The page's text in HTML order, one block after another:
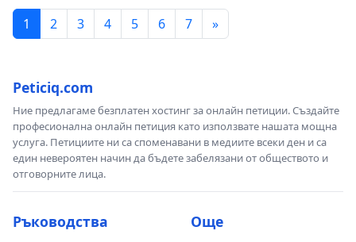
1 2 3 4 5 6 7 »
Peticiq.com
Ние предлагаме безплатен хостинг за онлайн петиции. Създайте
професионална онлайн петиция като използвате нашата мощна
услуга. Петициите ни са споменавани в медиите всеки ден и са
един невероятен начин да бъдете забелязани от обществото и
отговорните лица.
Ръководства Още